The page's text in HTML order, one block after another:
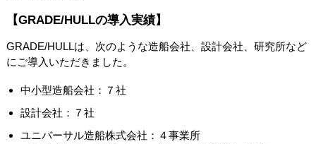
【GRADE/HULLの導入実績】
GRADE/HULLは、次のような造船会社、設計会社、研究所など
にご導入いただきました。
中小型造船会社：７社
設計会社：７社
ユニバーサル造船株式会社：４事業所